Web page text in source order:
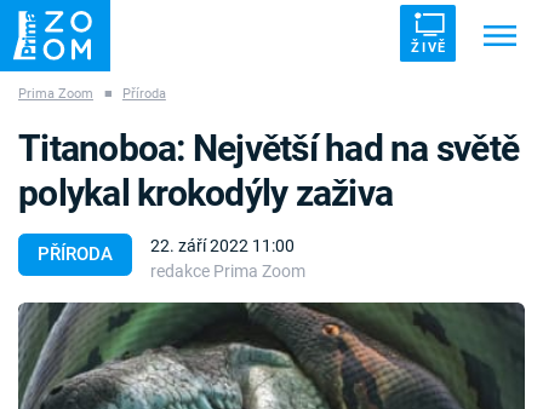
ŽIVĚ
ZÁHADY VETŘELCI DÁVNOVĚKU
Témata
Témata
Prima Zoom ■ Příroda
PŘÍRODA
22. září 2022 11:00
redakce Prima Zoom
Titanoboa: Největší had na světě
polykal krokodýly zaživa